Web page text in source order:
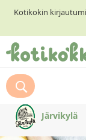
Kotikokin
ETUSIVU
RESEPTIHAKU
RUOKATEEMAT
Järvikylä